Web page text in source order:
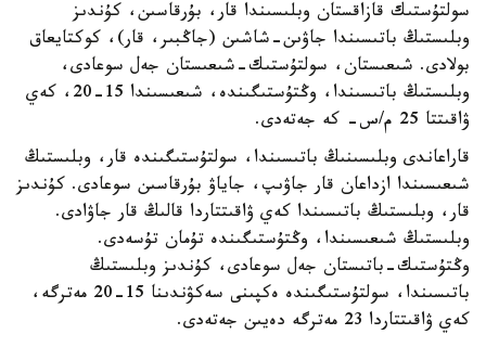
سولتۇستىك قازاقستان وبلىسىندا قار، بۇرقاسىن، كۇندىز
وبلىستىڭ باتىسىندا جاۋىن-شاشىن (جاڭبىر، قار)، كوكتايعاق
بولادى. شىعىستان، سولتۇستىك-شىعىستان جەل سوعادى،
وبلىستىڭ باتىسىندا، وڭتۇستىگىندە، شىعىسىندا 15-20، كەي
ۋاقىتتا 25 م/س- كە جەتەدى.
قاراعاندى وبلىسىنىڭ باتىسىندا، سولتۇستىگىندە قار، وبلىستىڭ
شىعىسىندا ازداعان قار جاۋىپ، جاياۋ بۇرقاسىن سوعادى. كۇندىز
قار، وبلىستىڭ باتىسىندا كەي ۋاقىتتاردا قالىڭ قار جاۋادى.
وبلىستىڭ شىعىسىندا، وڭتۇستىگىندە تۇمان تۇسەدى.
وڭتۇستىك-باتىستان جەل سوعادى، كۇندىز وبلىستىڭ
باتىسىندا، سولتۇستىگىندە ەكپىنى سەكۋندىنا 15-20 مەترگە،
كەي ۋاقىتتاردا 23 مەترگە دەيىن جەتەدى.